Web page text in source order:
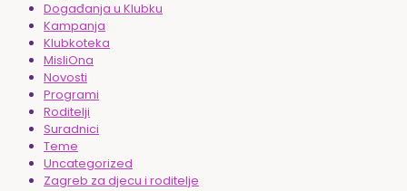
Događanja u Klubku
Kampanja
Klubkoteka
MisliOna
Novosti
Programi
Roditelji
Suradnici
Teme
Uncategorized
Zagreb za djecu i roditelje